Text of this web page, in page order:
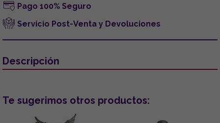
Pago 100% Seguro
Servicio Post-Venta y Devoluciones
Descripción
Te sugerimos otros productos: